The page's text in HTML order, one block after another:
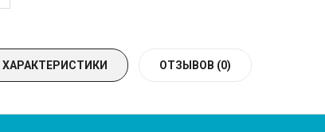
ХАРАКТЕРИСТИКИ ОТЗЫВОВ (0)